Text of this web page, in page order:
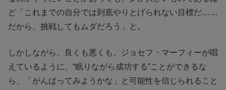
ど「これまでの自分では到底やりとげられない目標だ……
だから、挑戦してもムダだろう」と。
しかしながら、良くも悪くも、ジョセフ・マーフィーが唱
えているように、“眠りながら成功する”ことができるな
ら、「がんばってみようかな」と可能性を信じられること